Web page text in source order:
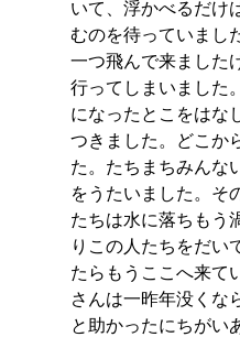
いて、浮かべるだけ
むのを待っていまし
一つ飛んで来ました
行ってしまいました
になったとこをはな
つきました。どこか
た。たちまちみんな
をうたいました。そ
たちは水に落ちもう
りこの人たちをだい
たらもうここへ来て
さんは一昨年没くな
と助かったにちがい